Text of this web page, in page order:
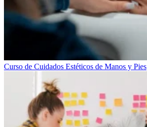
Curso de Cuidados Estéticos de Manos y Pies